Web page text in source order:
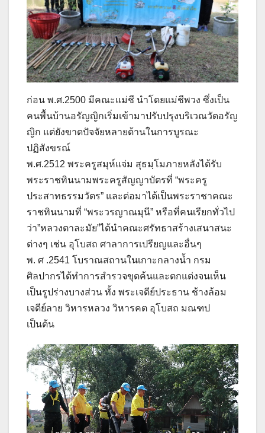
ก่อน พ.ศ.2500 มีคณะแม่ชี นำโดยแม่ชีพวง ซึ่งเป็น
คนพื้นบ้านอรัญญิกเริ่มเข้ามาปรับปรุงบริเวณวัดอรัญ
ญิก แต่ยังขาดปัจจัยหลายด้านในการบูรณะ
ปฏิสังขรณ์
พ.ศ.2512 พระครูสมุห์แจ่ม สุธมฺโมภายหลังได้รับ
พระราชทินนามพระครูสัญญาบัตรที่ “พระครู
ประสาทธรรมวัตร” และต่อมาได้เป็นพระราชาคณะ
ราชทินนามที่ “พระวรญาณมุนี” หรือที่คนเรียกทั่วไป
ว่า”หลวงตาละมัย”ได้นำคณะศรัทธาสร้างเสนาสนะ
ต่างๆ เช่น อุโบสถ ศาลาการเปรียญและอื่นๆ
พ. ศ .2541 โบราณสถานในเกาะกลางน้ำ กรม
ศิลปากรได้ทำการสำรวจขุดค้นและตกแต่งจนเห็น
เป็นรูปร่างบางส่วน ทั้ง พระเจดีย์ประธาน ช้างล้อม
เจดีย์ลาย วิหารหลวง วิหารคต อุโบสถ มณฑป
เป็นต้น